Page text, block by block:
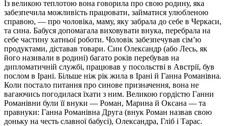
Із великою теплотою вона говорила про свою родину, яка
забезпечила можливість працювати, займатися улюбленою
справою, — про чоловіка, маму, яку забрала до себе в Черкаси,
та сина. Бабуся допомагала виховувати внука, перебрала на
себе частину хатньої роботи. Чоловік забезпечував сім’ю
продуктами, діставав товари. Син Олександр (або Лесь, як
його називали в родині) багато років перебував на
дипломатичній службі, працював у посольстві в Австрії, був
послом в Ірані. Більше ніж рік жила в Ірані й Ганна Романівна.
Коли постало питання про синове призначення, вона не
вагаючись погодилася їхати з ним. Великою гордістю Ганни
Романівни були її внуки — Роман, Марина й Оксана — та
правнуки: Ганна Романівна Друга (внук Роман назвав свою
доньку на честь славної бабусі), Олександра, Гліб і Тарас.